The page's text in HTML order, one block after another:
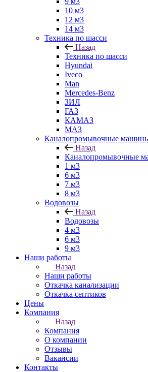
10 м3
12 м3
14 м3
Техника по шасси
Назад
Техника по шасси
Hyundai
Iveco
Man
Mercedes-Benz
ЗИЛ
ГАЗ
КАМАЗ
МАЗ
Каналопромывочные
Назад
Каналопромывочные
1 м3
6 м3
7 м3
8 м3
Водовозы
Назад
Водовозы
4 м3
6 м3
9 м3
Наши работы
Назад
Наши работы
Откачка канализации
Откачка септиков
Цены
Компания
Назад
Компания
О компании
Отзывы
Вакансии
Контакты